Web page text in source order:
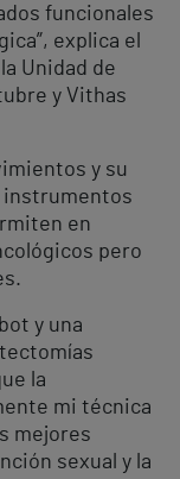
funcionales
explica el
Unidad de
y Vithas
y su
instrumentos
en
pero
y una
la
mi técnica
mejores
sexual y la